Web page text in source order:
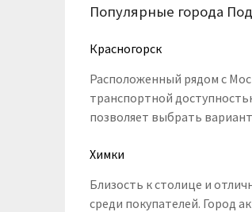
Популярные города
Красногорск
Расположенный рядом с
транспортной
позволяет выбрать
Химки
Близость к столице и
среди покупателей. Город